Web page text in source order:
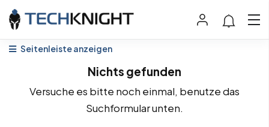
Seitenleiste anzeigen
Nichts gefunden
Versuche es bitte noch einmal, benutze das
Suchformular unten.